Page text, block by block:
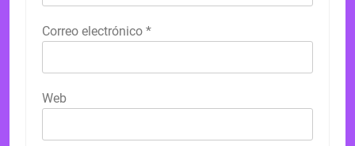
Correo electrónico *
Web